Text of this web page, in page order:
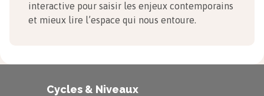
interactive pour saisir les enjeux contemporains
et mieux lire l’espace qui nous entoure.
Cycles & Niveaux